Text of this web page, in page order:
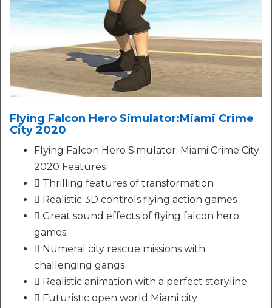
Flying Falcon Hero Simulator:Miami Crime
City 2020
Flying Falcon Hero Simulator: Miami Crime City
2020 Features
 Thrilling features of transformation
 Realistic 3D controls flying action games
 Great sound effects of flying falcon hero
games
 Numeral city rescue missions with
challenging gangs
 Realistic animation with a perfect storyline
 Futuristic open world Miami city